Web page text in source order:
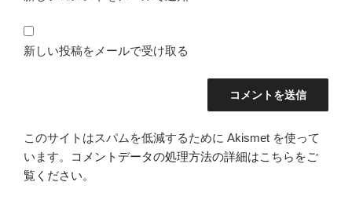
新しい投稿をメールで受け取る
このサイトはスパムを低減するために Akismet を使って
います。
コメントデータの処理方法の詳細はこちらをご
覧ください。